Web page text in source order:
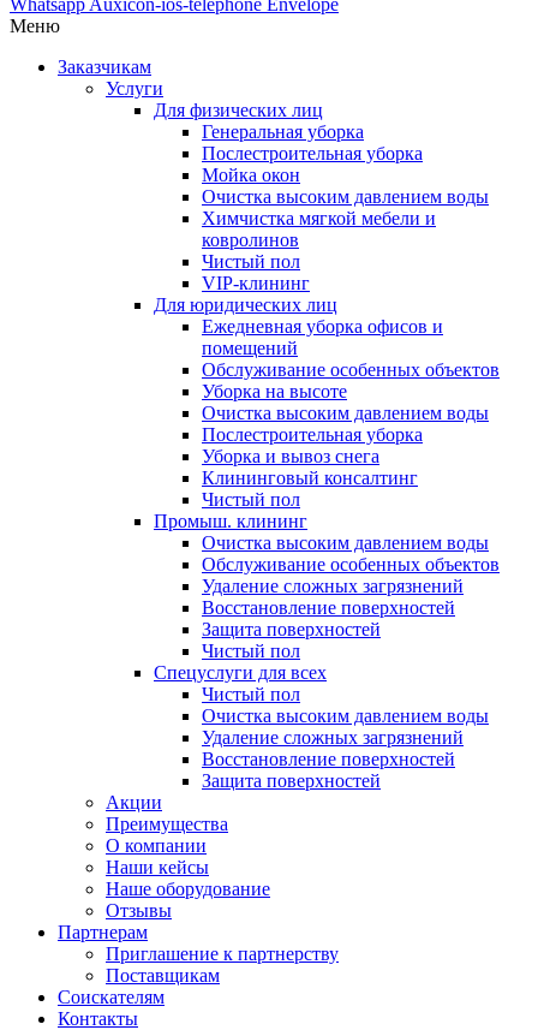
Меню
Заказчикам
Услуги
Для физических лиц
Генеральная уборка
Послестроительная уборка
Мойка окон
Очистка высоким давлением воды
Химчистка мягкой мебели и
ковролинов
Чистый пол
VIP-клининг
Для юридических лиц
Ежедневная уборка офисов и
помещений
Обслуживание особенных объектов
Уборка на высоте
Очистка высоким давлением воды
Послестроительная уборка
Уборка и вывоз снега
Клининговый консалтинг
Чистый пол
Промыш. клининг
Очистка высоким давлением воды
Обслуживание особенных объектов
Удаление сложных загрязнений
Восстановление поверхностей
Защита поверхностей
Чистый пол
Спецуслуги для всех
Чистый пол
Очистка высоким давлением воды
Удаление сложных загрязнений
Восстановление поверхностей
Защита поверхностей
Акции
Преимущества
О компании
Наши кейсы
Наше оборудование
Отзывы
Партнерам
Приглашение к партнерству
Поставщикам
Соискателям
Контакты